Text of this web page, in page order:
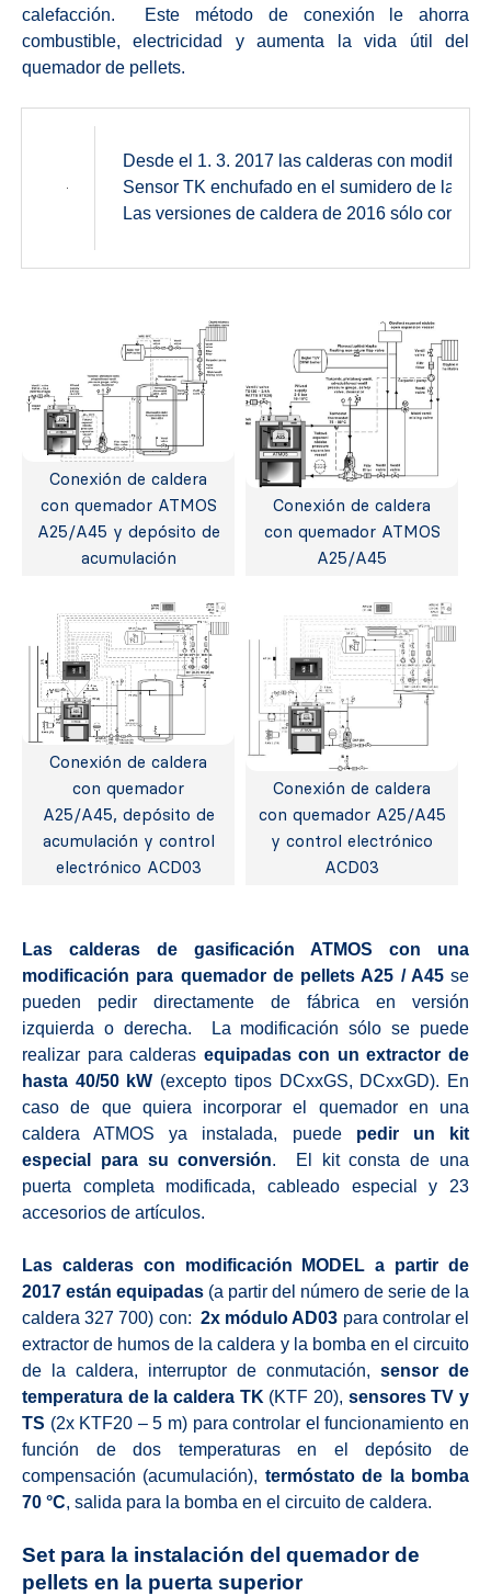
calefacción. Este método de conexión le ahorra
combustible, electricidad y aumenta la vida útil del
quemador de pellets.
Desde el 1. 3. 2017 las calderas con
Sensor TK enchufado en el sumidero de la
Las versiones de caldera de 2016 sólo
Conexión de caldera
con quemador ATMOS
A25/A45 y depósito de
acumulación
Conexión de caldera
con quemador ATMOS
A25/A45
Conexión de caldera
con quemador
A25/A45, depósito de
acumulación y control
electrónico ACD03
Conexión de caldera
con quemador A25/A45
y control electrónico
ACD03
Las calderas de gasificación ATMOS con una
modificación para quemador de pellets A25 / A45se
pueden pedir directamente de fábrica en versión
izquierda o derecha. La modificación sólo se puede
realizar para calderas equipadas con un extractor de
hasta 40/50 kW (excepto tipos DCxxGS, DCxxGD). En
caso de que quiera incorporar el quemador en una
caldera ATMOS ya instalada, puede pedir un kit
especial para su conversión. El kit consta de una
puerta completa modificada, cableado especial y 23
accesorios de artículos.
Las calderas con modificación MODEL a partir de
2017 están equipadas (a partir del número de serie de la
caldera 327 700) con: 2x módulo AD03 para controlar el
extractor de humos de la caldera y la bomba en el circuito
de la caldera, interruptor de conmutación, sensor de
temperatura de la caldera TK (KTF 20), sensores TV y
TS (2x KTF20 – 5 m) para controlar el funcionamiento en
función de dos temperaturas en el depósito de
compensación (acumulación), termóstato de la bomba
70 °C, salida para la bomba en el circuito de caldera.
Set para la instalación del quemador de
pellets en la puerta superior